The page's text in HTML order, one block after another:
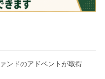
ンドのアドベントが取得